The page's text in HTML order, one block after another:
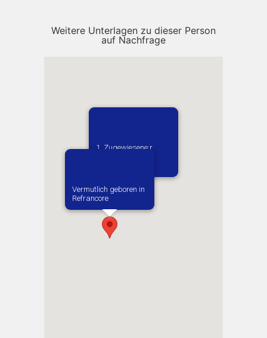
Weitere Unterlagen zu dieser Person
auf Nachfrage
Vermutlich geboren in
Refrancore
1. Zugewiesene:r